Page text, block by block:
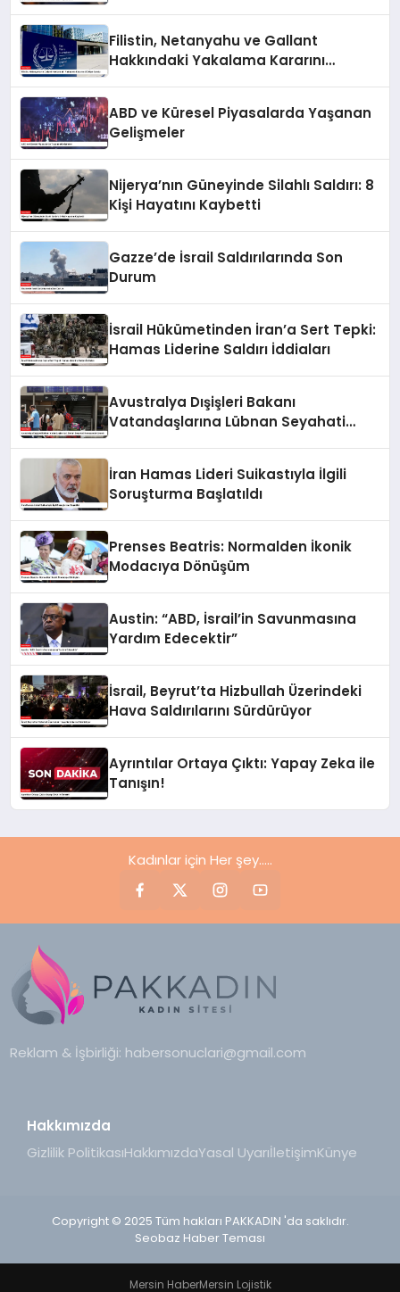
Filistin, Netanyahu ve Gallant
Hakkındaki Yakalama Kararını
ABD ve Küresel Piyasalarda Yaşanan
Gelişmeler
Nijerya’nın Güneyinde Silahlı Saldırı: 8
Kişi Hayatını Kaybetti
Gazze’de İsrail Saldırılarında Son
Durum
İsrail Hükümetinden İran’a Sert Tepki:
Hamas Liderine Saldırı İddiaları
Avustralya Dışişleri Bakanı
Vatandaşlarına Lübnan Seyahati
İran Hamas Lideri Suikastıyla İlgili
Soruşturma Başlatıldı
Prenses Beatris: Normalden İkonik
Modacıya Dönüşüm
Austin: “ABD, İsrail’in Savunmasına
Yardım Edecektir”
İsrail, Beyrut’ta Hizbullah Üzerindeki
Hava Saldırılarını Sürdürüyor
Ayrıntılar Ortaya Çıktı: Yapay Zeka ile
Tanışın!
Kadınlar için Her şey.....
Reklam & İşbirliği: habersonuclari@gmail.com
Hakkımızda
Gizlilik PolitikasıHakkımızdaYasal UyarıİletişimKünye
Copyright © 2025 Tüm hakları PAKKADIN 'da saklıdır.
Seobaz Haber Teması
Mersin HaberMersin Lojistik